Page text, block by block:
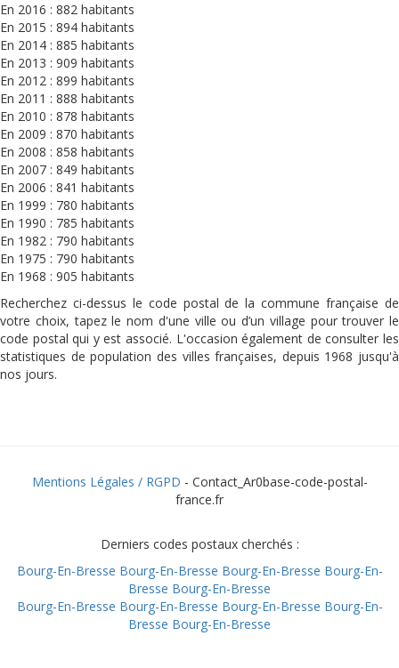
En 2016 : 882 habitants
En 2015 : 894 habitants
En 2014 : 885 habitants
En 2013 : 909 habitants
En 2012 : 899 habitants
En 2011 : 888 habitants
En 2010 : 878 habitants
En 2009 : 870 habitants
En 2008 : 858 habitants
En 2007 : 849 habitants
En 2006 : 841 habitants
En 1999 : 780 habitants
En 1990 : 785 habitants
En 1982 : 790 habitants
En 1975 : 790 habitants
En 1968 : 905 habitants
Recherchez ci-dessus le code postal de la commune française de
votre choix, tapez le nom d'une ville ou d’un village pour trouver le
code postal qui y est associé. L'occasion également de consulter les
statistiques de population des villes françaises, depuis 1968 jusqu'à
nos jours.
Mentions Légales / RGPD - Contact_Ar0base-code-postal-
france.fr
Derniers codes postaux cherchés :
Bourg-En-Bresse Bourg-En-Bresse Bourg-En-Bresse Bourg-En-
Bresse Bourg-En-Bresse
Bourg-En-Bresse Bourg-En-Bresse Bourg-En-Bresse Bourg-En-
Bresse Bourg-En-Bresse